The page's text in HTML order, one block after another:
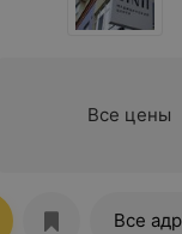
Все цены
Все